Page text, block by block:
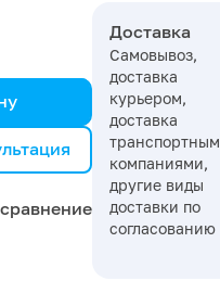
Доставка
Самовывоз,
доставка
курьером,
доставка
компаниями,
другие виды
доставки по
согласованию